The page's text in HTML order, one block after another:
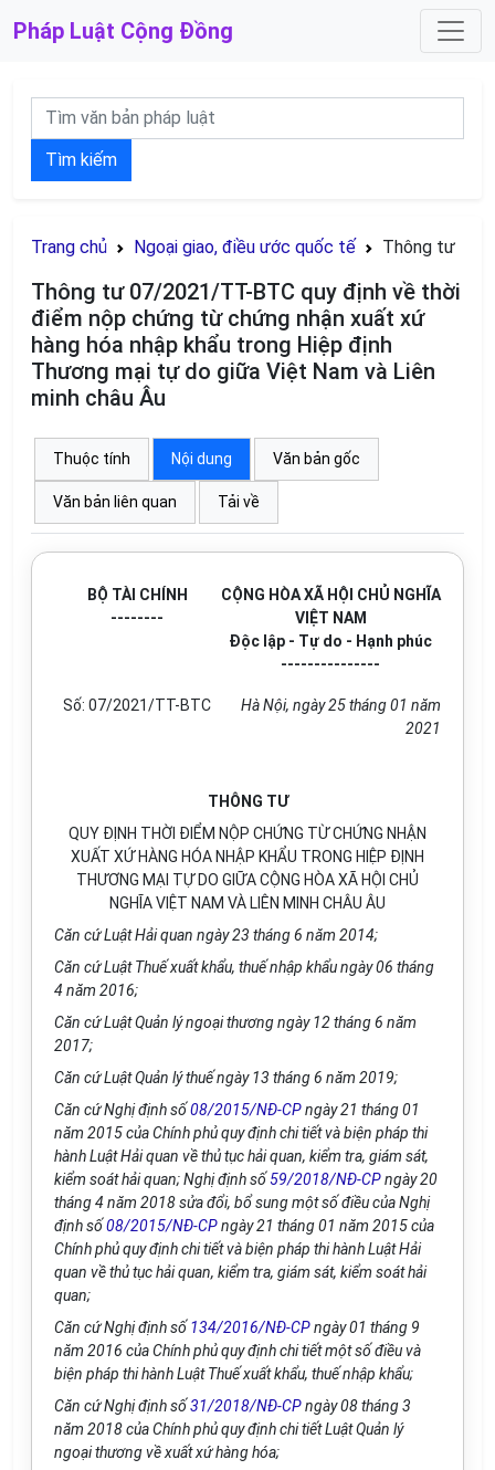
Pháp Luật Cộng Đồng
Tìm kiếm
Trang chủ Ngoại giao, điều ước quốc tế Thông tư
Thông tư 07/2021/TT-BTC quy định về thời
điểm nộp chứng từ chứng nhận xuất xứ
hàng hóa nhập khẩu trong Hiệp định
Thương mại tự do giữa Việt Nam và Liên
minh châu Âu
Thuộc tính Nội dung Văn bản gốc
Văn bản liên quan Tải về
BỘ TÀI CHÍNH
--------
CỘNG HÒA XÃ HỘI CHỦ NGHĨA
VIỆT NAM
Độc lập - Tự do - Hạnh phúc
---------------
Số: 07/2021/TT-BTC Hà Nội, ngày25tháng 01 năm
2021
THÔNG TƯ
QUY ĐỊNH THỜI ĐIỂM NỘP CHỨNG TỪ CHỨNG NHẬN
XUẤT XỨ HÀNG HÓA NHẬP KHẨU TRONG HIỆP ĐỊNH
THƯƠNG MẠI TỰ DO GIỮA CỘNG HÒA XÃ HỘI CHỦ
NGHĨA VIỆT NAM VÀ LIÊN MINH CHÂU ÂU
Căn cứ Luật Hải quan ngày 23 tháng 6 năm 2014;
Căn cứ Luật Thuế xuất khẩu, thuế nhập khẩu ngày 06 tháng
4 năm 2016;
Căn cứ Luật Quản lý ngoại thương ngày 12 tháng 6 năm
2017;
Căn cứ Luật Quản lý thuế ngày 13 tháng 6 năm 2019;
Căn cứ Nghị định số08/2015/NĐ-CPngày 21 tháng 01
năm 2015 của Chính phủ quy định chi tiết và biện pháp thi
hành Luật Hải quan về thủ tục hải quan, kiểm tra, giám sát,
kiểm soát hải quan; Nghị định số59/2018/NĐ-CPngày 20
tháng 4 năm 2018 sửa đổi, bổ sung một số điều của Nghị
định số08/2015/NĐ-CPngày 21 tháng 01 năm 2015 của
Chính phủ quy định chi tiết và biện pháp thi hành Luật Hải
quan về thủ tục hải quan, kiểm tra, giám sát, kiểm soát hải
quan;
Căn cứ Nghị định số 134/2016/NĐ-CPngày 01 tháng 9
năm 2016 của Chính phủ quy định chi tiết mộtsốđiều và
biện pháp thi hành LuậtThuếxuất khẩu, thuế nhập khẩu;
Căn cứ Nghị định số31/2018/NĐ-CPngày 08 tháng 3
năm 2018 của Chính phủ quy định chi tiết Luật Quản lý
ngoại thương về xuất xứ hàng hóa;